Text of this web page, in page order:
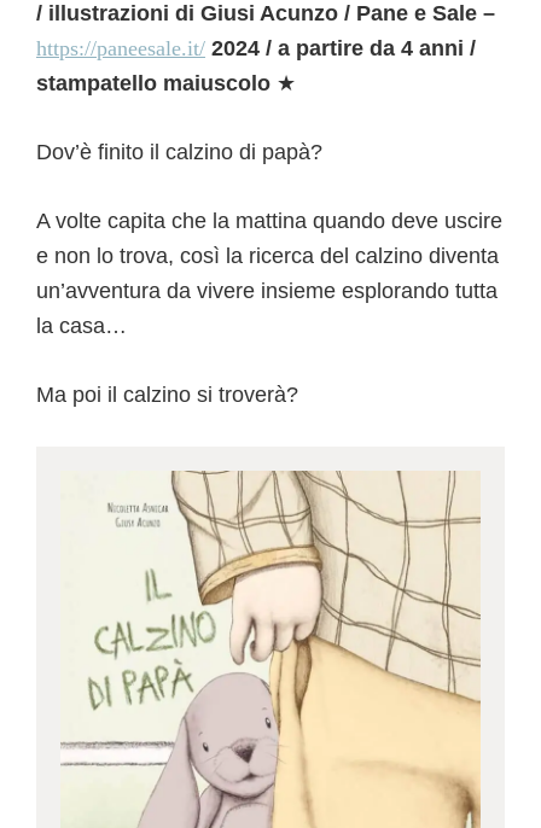
/ illustrazioni di Giusi Acunzo / Pane e Sale –
https://paneesale.it/ 2024 / a partire da 4 anni /
stampatello maiuscolo ★
Dov’è finito il calzino di papà?
A volte capita che la mattina quando deve uscire
e non lo trova, così la ricerca del calzino diventa
un’avventura da vivere insieme esplorando tutta
la casa…
Ma poi il calzino si troverà?